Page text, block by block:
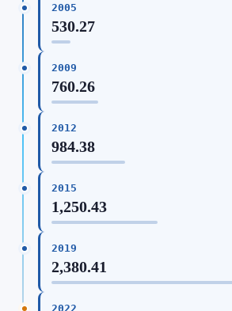
2005
530.27
2009
760.26
2012
984.38
2015
1,250.43
2019
2,380.41
2022